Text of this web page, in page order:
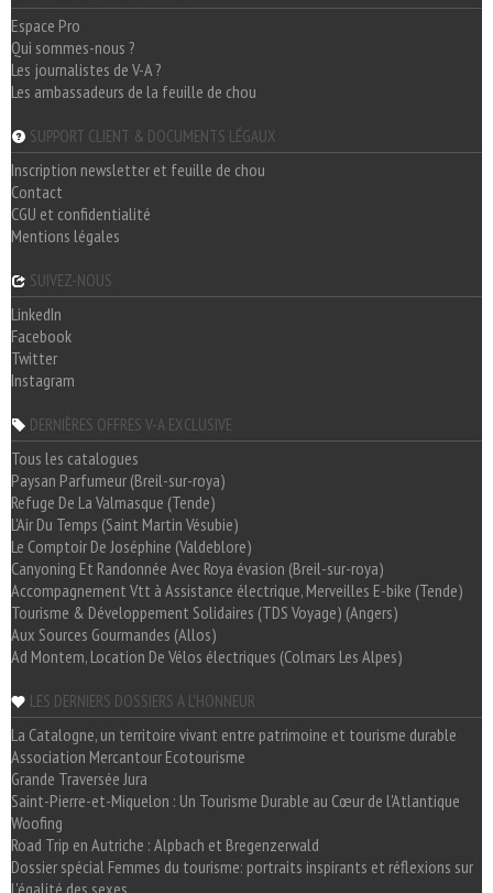
Espace Pro
Qui sommes-nous ?
Les journalistes de V-A ?
Les ambassadeurs de la feuille de chou
SUPPORT CLIENT & DOCUMENTS LÉGAUX
Inscription newsletter et feuille de chou
Contact
CGU et confidentialité
Mentions légales
SUIVEZ-NOUS
LinkedIn
Facebook
Twitter
Instagram
DERNIÈRES OFFRES V-A EXCLUSIVE
Tous les catalogues
Paysan Parfumeur (Breil-sur-roya)
Refuge De La Valmasque (Tende)
L'Air Du Temps (Saint Martin Vésubie)
Le Comptoir De Joséphine (Valdeblore)
Canyoning Et Randonnée Avec Roya évasion (Breil-sur-roya)
Accompagnement Vtt à Assistance électrique, Merveilles E-bike (Tende)
Tourisme & Développement Solidaires (TDS Voyage) (Angers)
Aux Sources Gourmandes (Allos)
Ad Montem, Location De Vélos électriques (Colmars Les Alpes)
LES DERNIERS DOSSIERS A L'HONNEUR
La Catalogne, un territoire vivant entre patrimoine et tourisme durable
Association Mercantour Ecotourisme
Grande Traversée Jura
Saint-Pierre-et-Miquelon : Un Tourisme Durable au Cœur de l'Atlantique
Woofing
Road Trip en Autriche : Alpbach et Bregenzerwald
Dossier spécial Femmes du tourisme: portraits inspirants et réflexions sur
l'égalité des sexes